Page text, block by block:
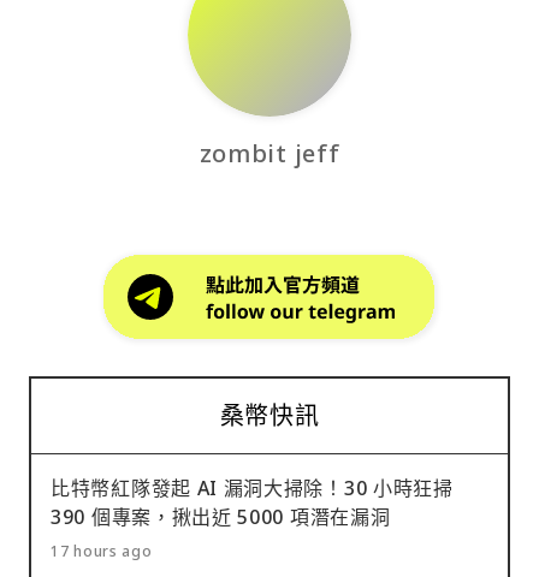
zombit jeff
桑幣快訊
比特幣紅隊發起 AI 漏洞大掃除！30 小時狂掃
390 個專案，揪出近 5000 項潛在漏洞
17 hours ago